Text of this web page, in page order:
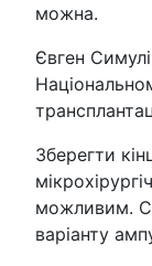
можна.
Євген
Зберегти
можливим.
варіанту